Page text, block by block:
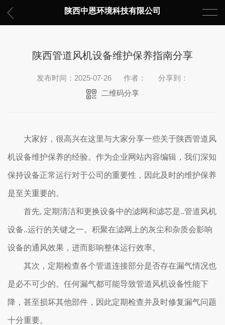
陕西中恩环境科技有限公司
陕西管道风机设备维护保养指南分享
发布时间：2025-07-26 作者：
分享到：
二维码分享
大家好，很高兴在这里与大家分享一些关于陕西管道风
机设备维护保养的经验。作为企业网站内容编辑，我们深知
保持设备正常运行对于公司的重要性，因此及时的维护保养
是至关重要的。
首先, 定期清洁和更换设备中的滤网和滤芯是..管道风机
设备..运行的关键之一。积聚在滤网上的灰尘和杂质会影响
设备的通风效果，进而影响整体运行效率。
其次，定期检查各个管道连接部分是否存在漏气情况也
是必不可少的。任何漏气都可能导致管道风机设备性能下
降，甚至损坏其他部件，因此定期检查并及时修复漏气问题
十分重要。